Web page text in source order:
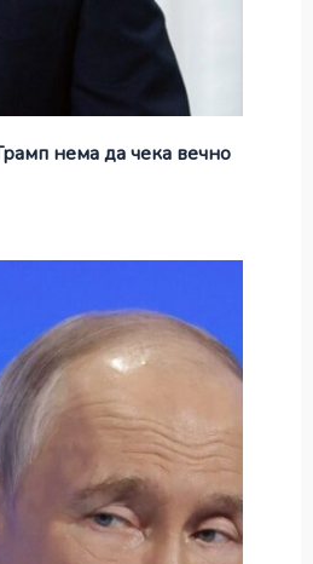
нема да чека вечно